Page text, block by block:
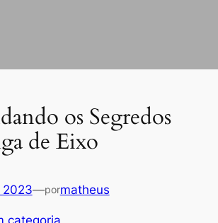
os Segredos
de Eixo
2023—pormatheus